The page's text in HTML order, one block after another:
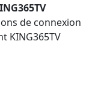
de connexion
KING365TV